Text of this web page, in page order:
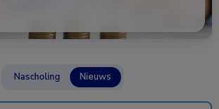
Nascholing Nieuws